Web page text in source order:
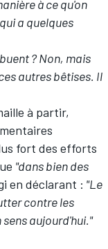
à ce qu'on
a quelques
? Non, mais
autres bêtises. Il
à partir,
fort des efforts
"dans bien des
en déclarant : "Le
contre les
aujourd'hui."